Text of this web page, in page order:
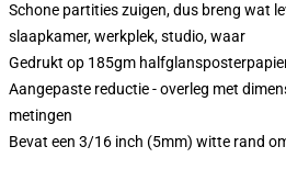
Schone partities zuigen, dus breng wat
slaapkamer, werkplek, studio, waar
Gedrukt op 185gm
Aangepaste reductie - overleg met
metingen
Bevat een 3/16 inch (5mm) witte rand